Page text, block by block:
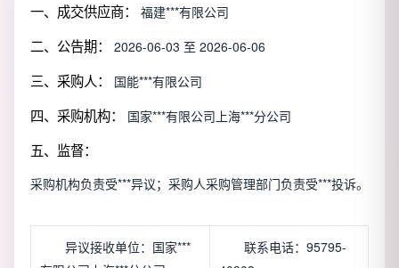
一、成交供应商： 福建***有限公司
二、公告期： 2026-06-03 至 2026-06-06
三、采购人： 国能***有限公司
四、采购机构： 国家***有限公司上海***分公司
五、监督：
采购机构负责受***异议；采购人采购管理部门负责受***投诉。
异议接收单位：国家***
联系电话：95795-